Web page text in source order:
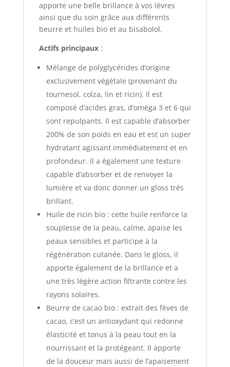
apporte une belle brillance à vos lèvres
ainsi que du soin grâce aux différents
beurre et huiles bio et au bisabolol.
Actifs principaux:
Mélange de polyglycérides d’origine
exclusivement végétale (provenant du
tournesol, colza, lin et ricin). Il est
composé d’acides gras, d’oméga 3 et 6 qui
sont repulpants. Il est capable d’absorber
200% de son poids en eau et est un super
hydratant agissant immédiatement et en
profondeur. Il a également une texture
capable d’absorber et de renvoyer la
lumière et va donc donner un gloss très
brillant.
Huile de ricin bio : cette huile renforce la
souplesse de la peau, calme, apaise les
peaux sensibles et participe à la
régénération cutanée. Dans le gloss, il
apporte également de la brillance et a
une très légère action filtrante contre les
rayons solaires.
Beurre de cacao bio : extrait des fèves de
cacao, c’est un antioxydant qui redonne
élasticité et tonus à la peau tout en la
nourrissant et la protégeant. Il apporte
de la douceur mais aussi de l’apaisement